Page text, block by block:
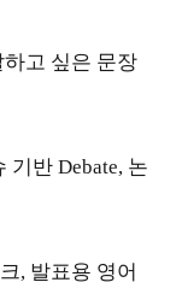
고 싶은 문장
기반 Debate, 논
, 발표용 영어